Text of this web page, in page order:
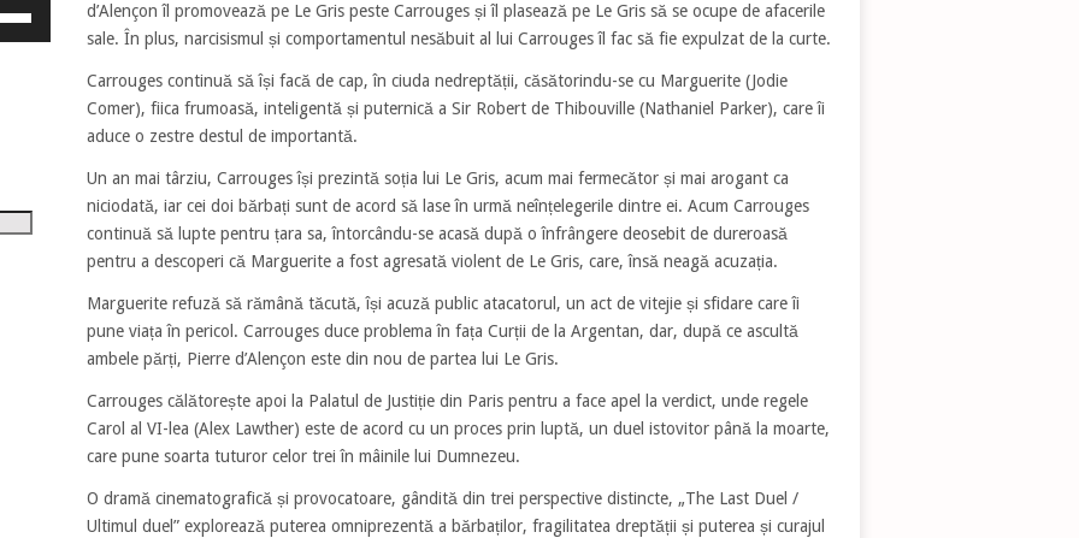
d’Alençon îl promovează pe Le Gris peste Carrouges și îl plasează pe Le Gris să se ocupe de afacerile
sale. În plus, narcisismul și comportamentul nesăbuit al lui Carrouges îl fac să fie expulzat de la curte.
Carrouges continuă să își facă de cap, în ciuda nedreptății, căsătorindu-se cu Marguerite (Jodie
Comer), fiica frumoasă, inteligentă și puternică a Sir Robert de Thibouville (Nathaniel Parker), care îi
aduce o zestre destul de importantă.
Un an mai târziu, Carrouges își prezintă soția lui Le Gris, acum mai fermecător și mai arogant ca
niciodată, iar cei doi bărbați sunt de acord să lase în urmă neînțelegerile dintre ei. Acum Carrouges
continuă să lupte pentru țara sa, întorcându-se acasă după o înfrângere deosebit de dureroasă
pentru a descoperi că Marguerite a fost agresată violent de Le Gris, care, însă neagă acuzația.
Marguerite refuză să rămână tăcută, își acuză public atacatorul, un act de vitejie și sfidare care îi
pune viața în pericol. Carrouges duce problema în fața Curții de la Argentan, dar, după ce ascultă
ambele părți, Pierre d’Alençon este din nou de partea lui Le Gris.
Carrouges călătorește apoi la Palatul de Justiție din Paris pentru a face apel la verdict, unde regele
Carol al VI-lea (Alex Lawther) este de acord cu un proces prin luptă, un duel istovitor până la moarte,
care pune soarta tuturor celor trei în mâinile lui Dumnezeu.
O dramă cinematografică și provocatoare, gândită din trei perspective distincte, „The Last Duel /
Ultimul duel” explorează puterea omniprezentă a bărbaților, fragilitatea dreptății și puterea și curajul